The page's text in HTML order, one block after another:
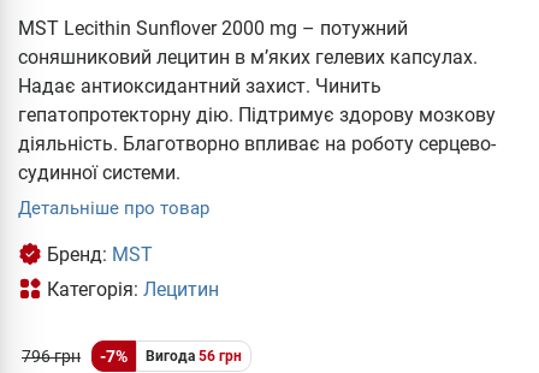
MST Lecithin Sunflover 2000 mg – потужний
соняшниковий лецитин в м’яких гелевих капсулах.
Надає антиоксидантний захист. Чинить
гепатопротекторну дію. Підтримує здорову мозкову
діяльність. Благотворно впливає на роботу серцево-
судинної системи.
Детальніше про товар
Бренд: MST
Категорія: Лецитин
796 грн -7% Вигода 56 грн